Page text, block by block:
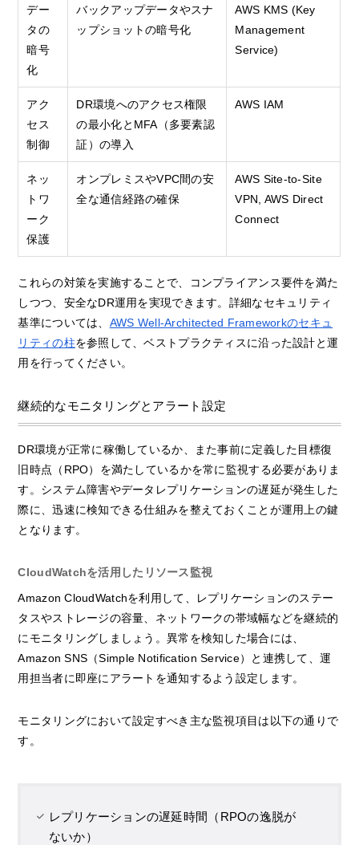
デー
タの
暗号
化
バックアップデータやスナ
ップショットの暗号化
AWS KMS (Key
Management
Service)
アク
セス
制御
DR環境へのアクセス権限
の最小化とMFA（多要素認
証）の導入
AWS IAM
ネッ
トワ
ーク
保護
オンプレミスやVPC間の安
全な通信経路の確保
AWS Site-to-Site
VPN, AWS Direct
Connect
これらの対策を実施することで、コンプライアンス要件を満た
しつつ、安全なDR運用を実現できます。詳細なセキュリティ
基準については、 AWS Well-Architected Frameworkのセキュ
リティの柱を参照して、ベストプラクティスに沿った設計と運
用を行ってください。
継続的なモニタリングとアラート設定
DR環境が正常に稼働しているか、また事前に定義した目標復
旧時点（RPO）を満たしているかを常に監視する必要がありま
す。システム障害やデータレプリケーションの遅延が発生した
際に、迅速に検知できる仕組みを整えておくことが運用上の鍵
となります。
CloudWatchを活用したリソース監視
Amazon CloudWatchを利用して、レプリケーションのステー
タスやストレージの容量、ネットワークの帯域幅などを継続的
にモニタリングしましょう。異常を検知した場合には、
Amazon SNS（Simple Notification Service）と連携して、運
用担当者に即座にアラートを通知するよう設定します。
モニタリングにおいて設定すべき主な監視項目は以下の通りで
す。
レプリケーションの遅延時間（RPOの逸脱が
ないか）